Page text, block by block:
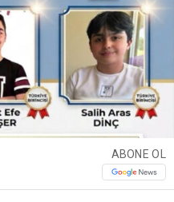
ABONE OL